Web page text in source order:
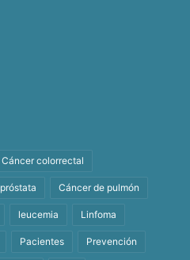
Cáncer colorrectal
Cáncer de pulmón
leucemia Linfoma
Pacientes Prevención